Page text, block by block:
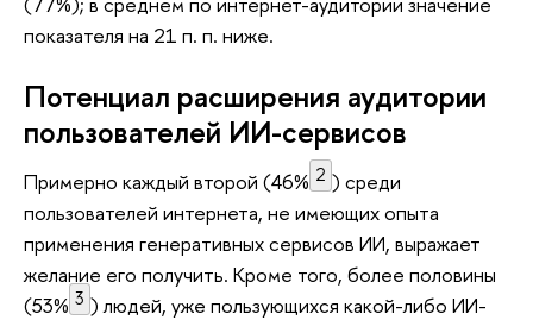
показателя на 21 п. п. ниже.
Потенциал расширения аудитории
пользователей ИИ-сервисов
Примерно каждый второй (46% 2 ) среди
пользователей интернета, не имеющих опыта
применения генеративных сервисов ИИ, выражает
желание его получить. Кроме того, более половины
(53% 3 ) людей, уже пользующихся какой-либо ИИ-